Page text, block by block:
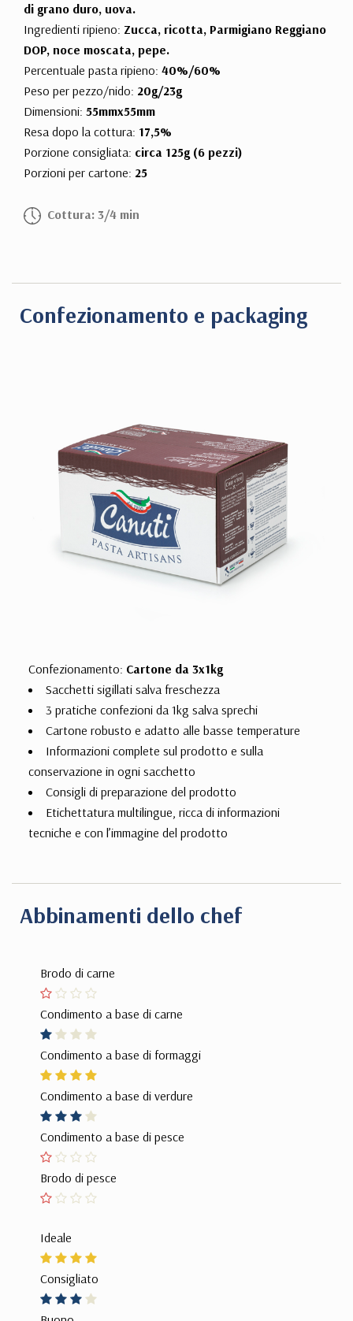
di grano duro, uova.
Ingredienti ripieno: Zucca, ricotta, Parmigiano Reggiano
DOP, noce moscata, pepe.
Percentuale pasta ripieno: 40%/60%
Peso per pezzo/nido: 20g/23g
Dimensioni: 55mmx55mm
Resa dopo la cottura: 17,5%
Porzione consigliata: circa 125g (6 pezzi)
Porzioni per cartone: 25
Cottura: 3/4 min
Confezionamento e packaging
Confezionamento: Cartone da 3x1kg
Sacchetti sigillati salva freschezza
3 pratiche confezioni da 1kg salva sprechi
Cartone robusto e adatto alle basse temperature
Informazioni complete sul prodotto e sulla
conservazione in ogni sacchetto
Consigli di preparazione del prodotto
Etichettatura multilingue, ricca di informazioni
tecniche e con l’immagine del prodotto
Abbinamenti dello chef
Brodo di carne
Condimento a base di carne
Condimento a base di formaggi
Condimento a base di verdure
Condimento a base di pesce
Brodo di pesce
Ideale
Consigliato